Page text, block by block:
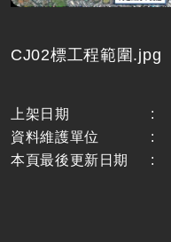
CJ02標工程範圍.jpg
上架日期 :
資料維護單位
:
本頁最後更新日期
: